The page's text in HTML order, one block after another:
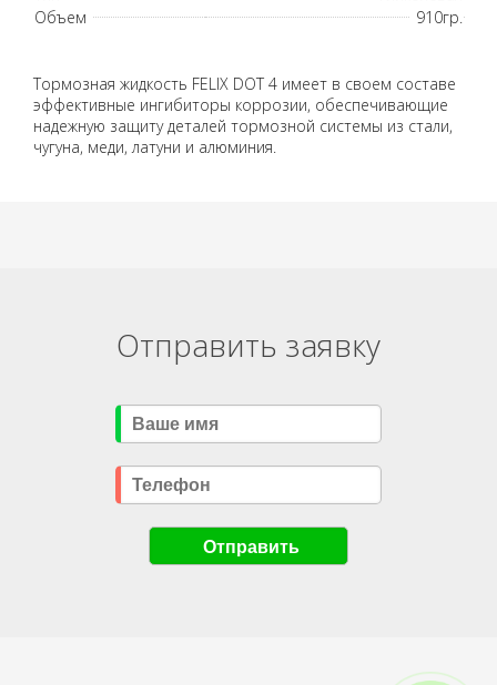
Объем
910гр.
Тормозная жидкость FELIX DOT 4 имеет в своем составе
эффективные ингибиторы коррозии, обеспечивающие
надежную защиту деталей тормозной системы из стали,
чугуна, меди, латуни и алюминия.
Отправить заявку